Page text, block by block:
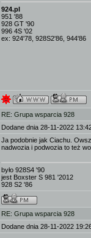
924.pl
951 '88
928 GT '90
996 4S '02
ex: 924'78, 928S2'86, 944'86
RE: Grupa wsparcia 928
Dodane dnia 28-11-2022
Ja podobnie jak Ciachu.
nadwozia i podwozia to też
było 928S4 '90
jest Boxster S 981 '2012
928 S2 '86
RE: Grupa wsparcia 928
Dodane dnia 28-11-2022